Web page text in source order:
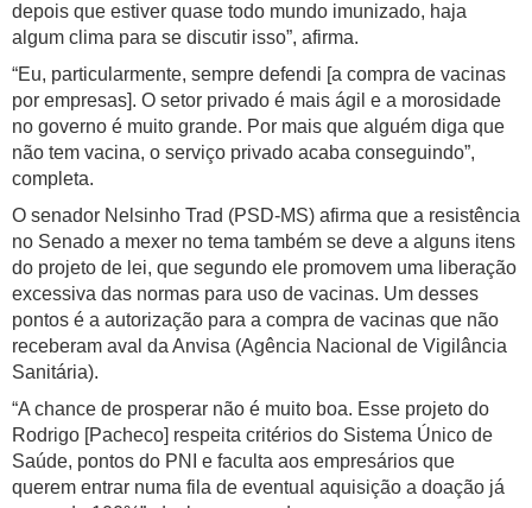
depois que estiver quase todo mundo imunizado, haja
algum clima para se discutir isso”, afirma.
“Eu, particularmente, sempre defendi [a compra de vacinas
por empresas]. O setor privado é mais ágil e a morosidade
no governo é muito grande. Por mais que alguém diga que
não tem vacina, o serviço privado acaba conseguindo”,
completa.
O senador Nelsinho Trad (PSD-MS) afirma que a resistência
no Senado a mexer no tema também se deve a alguns itens
do projeto de lei, que segundo ele promovem uma liberação
excessiva das normas para uso de vacinas. Um desses
pontos é a autorização para a compra de vacinas que não
receberam aval da Anvisa (Agência Nacional de Vigilância
Sanitária).
“A chance de prosperar não é muito boa. Esse projeto do
Rodrigo [Pacheco] respeita critérios do Sistema Único de
Saúde, pontos do PNI e faculta aos empresários que
querem entrar numa fila de eventual aquisição a doação já